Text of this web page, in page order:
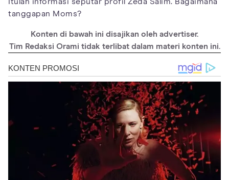
Itulah informasi seputar profil Zeda Salim. Bagaimana
tanggapan Moms?
Konten di bawah ini disajikan oleh advertiser.
Tim Redaksi Orami tidak terlibat dalam materi konten ini.